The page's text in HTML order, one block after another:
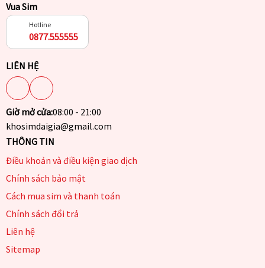
Vua Sim
Hotline
0877.555555
LIÊN HỆ
Giờ mở cửa:08:00 - 21:00
khosimdaigia@gmail.com
THÔNG TIN
Điều khoản và điều kiện giao dịch
Chính sách bảo mật
Cách mua sim và thanh toán
Chính sách đổi trả
Liên hệ
Sitemap